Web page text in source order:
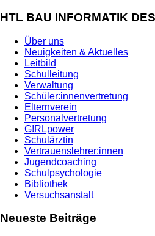
HTL BAU INFORMATIK
Über uns
Neuigkeiten & Aktuelles
Leitbild
Schulleitung
Verwaltung
Schüler:innenvertretung
Elternverein
Personalvertretung
G!RLpower
Schulärztin
Vertrauenslehrer:innen
Jugendcoaching
Schulpsychologie
Bibliothek
Versuchsanstalt
Neueste Beiträge